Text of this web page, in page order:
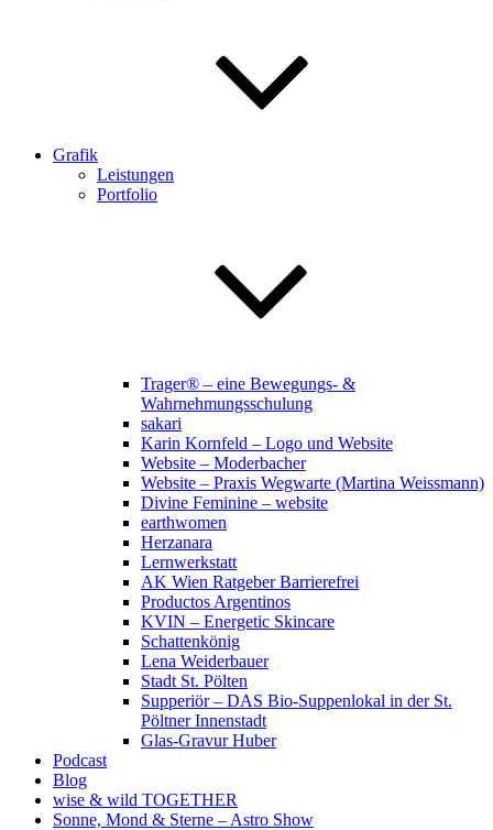
Grafik
Leistungen
Portfolio
Trager® – eine Bewegungs- &
Wahrnehmungsschulung
sakari
Karin Kornfeld – Logo und Website
Website – Moderbacher
Website – Praxis Wegwarte (Martina Weissmann)
Divine Feminine – website
earthwomen
Herzanara
Lernwerkstatt
AK Wien Ratgeber Barrierefrei
Productos Argentinos
KVIN – Energetic Skincare
Schattenkönig
Lena Weiderbauer
Stadt St. Pölten
Supperiör – DAS Bio-Suppenlokal in der St.
Pöltner Innenstadt
Glas-Gravur Huber
Podcast
Blog
wise & wild TOGETHER
Sonne, Mond & Sterne – Astro Show